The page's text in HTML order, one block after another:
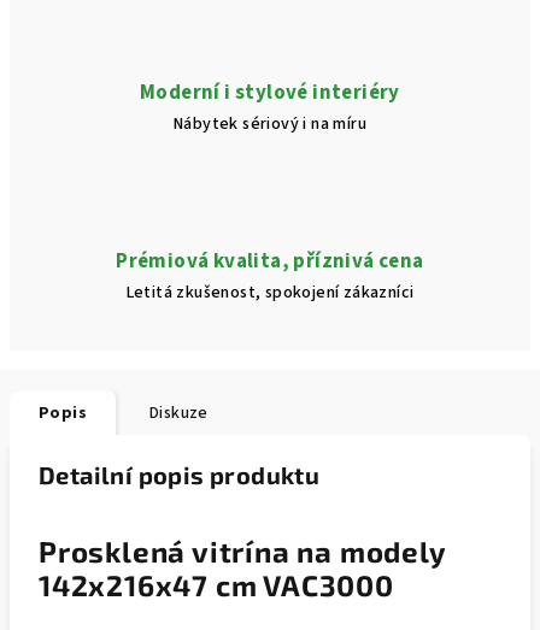
Moderní i stylové interiéry
Nábytek sériový i na míru
Prémiová kvalita, příznivá cena
Letitá zkušenost, spokojení zákazníci
Popis Diskuze
Detailní popis produktu
Prosklená vitrína na modely
142x216x47 cm VAC3000